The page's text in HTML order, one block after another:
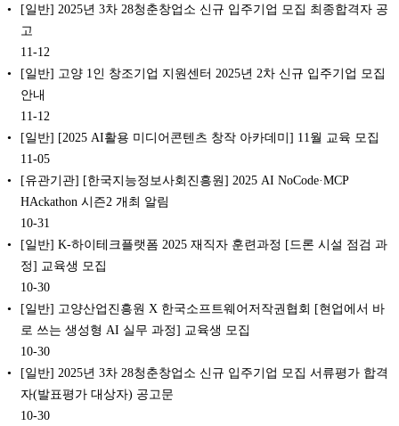
[일반] 2025년 3차 28청춘창업소 신규 입주기업 모집 최종합격자 공
고
11-12
[일반] 고양 1인 창조기업 지원센터 2025년 2차 신규 입주기업 모집
안내
11-12
[일반] [2025 AI활용 미디어콘텐츠 창작 아카데미] 11월 교육 모집
11-05
[유관기관] [한국지능정보사회진흥원] 2025 AI NoCode·MCP
HAckathon 시즌2 개최 알림
10-31
[일반] K-하이테크플랫폼 2025 재직자 훈련과정 [드론 시설 점검 과
정] 교육생 모집
10-30
[일반] 고양산업진흥원 X 한국소프트웨어저작권협회 [현업에서 바
로 쓰는 생성형 AI 실무 과정] 교육생 모집
10-30
[일반] 2025년 3차 28청춘창업소 신규 입주기업 모집 서류평가 합격
자(발표평가 대상자) 공고문
10-30